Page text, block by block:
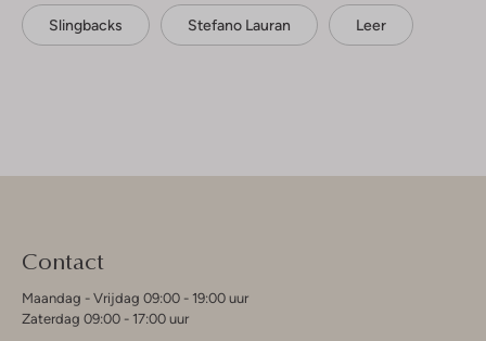
Slingbacks Stefano Lauran Leer
Contact
Maandag - Vrijdag 09:00 - 19:00 uur
Zaterdag 09:00 - 17:00 uur